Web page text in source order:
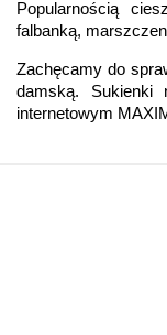
Popularnością
falbanką,
Zachęcamy do
damską.
internetowym